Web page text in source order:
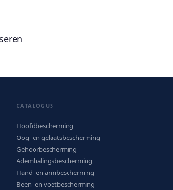
CATALOGUS
Hoofdbescherming
Oog- en gelaatsbescherming
Gehoorbescherming
Ademhalingsbescherming
Hand- en armbescherming
Been- en voetbescherming